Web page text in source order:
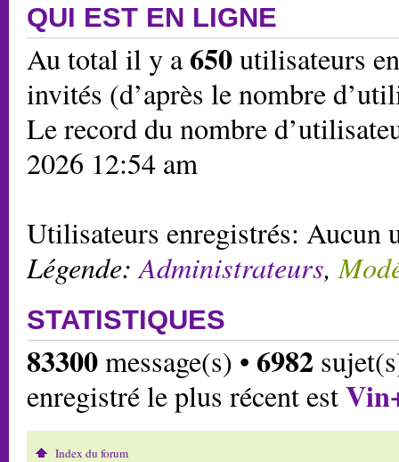
QUI EST EN LIGNE
Au total il y a650utilisateurs
invités (d’après le nombre
Le record du nombre
2026 12:54 am
Utilisateurs enregistrés: Aucun
Légende:Administrateurs,
STATISTIQUES
83300message(s) • 6982
enregistré le plus récent est
Index du forum